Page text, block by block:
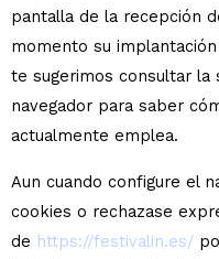
pantalla de la recepción
momento su
te sugerimos consultar la
navegador para saber
actualmente emplea.
Aun cuando configure el
cookies o rechazase
de https://festivalin.es/